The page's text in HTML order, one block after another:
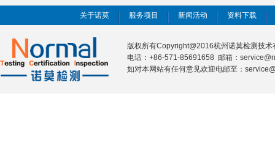
关于诺莫 服务项目 新闻活动 资料下载
版权所有Copyright@2016杭州诺莫检测技
电话：+86-571-85691658 邮箱：
如对本网站有任何意见欢迎电邮至：